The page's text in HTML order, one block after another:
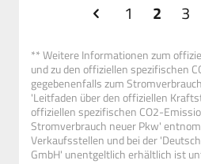
1 2 3
** Weitere Informationen zum
und zu den offiziellen spezifischen
gegebenenfalls zum
'Leitfaden über den offiziellen
offiziellen spezifischen CO2-
Stromverbrauch neuer Pkw'
Verkaufsstellen und bei der
GmbH' unentgeltlich erhältlich ist